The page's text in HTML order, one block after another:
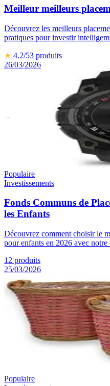
Meilleur meilleurs
Découvrez les meilleurs
pratiques pour investir
★ 4.2/53 produits
26/03/2026
Populaire
Investissements
Fonds Communs de
les Enfants
Découvrez comment choisir le
pour enfants en 2026 avec
12 produits
25/03/2026
Populaire